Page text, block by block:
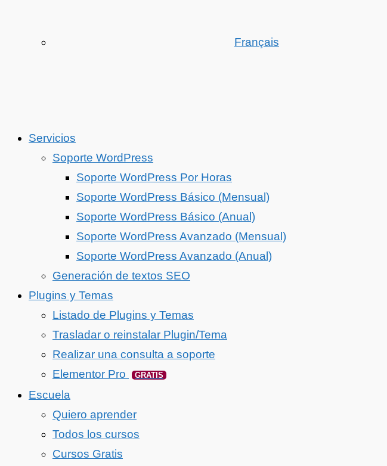
Français
Servicios
Soporte WordPress
Soporte WordPress Por Horas
Soporte WordPress Básico (Mensual)
Soporte WordPress Básico (Anual)
Soporte WordPress Avanzado (Mensual)
Soporte WordPress Avanzado (Anual)
Generación de textos SEO
Plugins y Temas
Listado de Plugins y Temas
Trasladar o reinstalar Plugin/Tema
Realizar una consulta a soporte
Elementor Pro
GRATIS
Escuela
Quiero aprender
Todos los cursos
Cursos Gratis